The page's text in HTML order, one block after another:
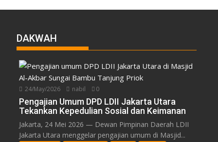
DAKWAH
24/May/2026 nabil 0
Pengajian Umum DPD LDII Jakarta Utara
Tekankan Kepedulian Sosial dan Keimanan
Jakarta, 24 Mei 2026 — Dewan Pimpinan Daerah LDII
Jakarta Utara menggelar pengajian umum di Masjid...